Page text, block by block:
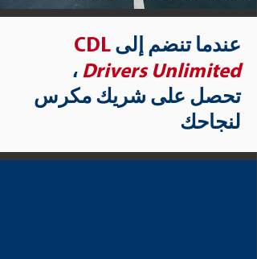
عندما تنضم إلى CDL
Drivers Unlimited ،
تحصل على شريك مكرس
لنجاحك